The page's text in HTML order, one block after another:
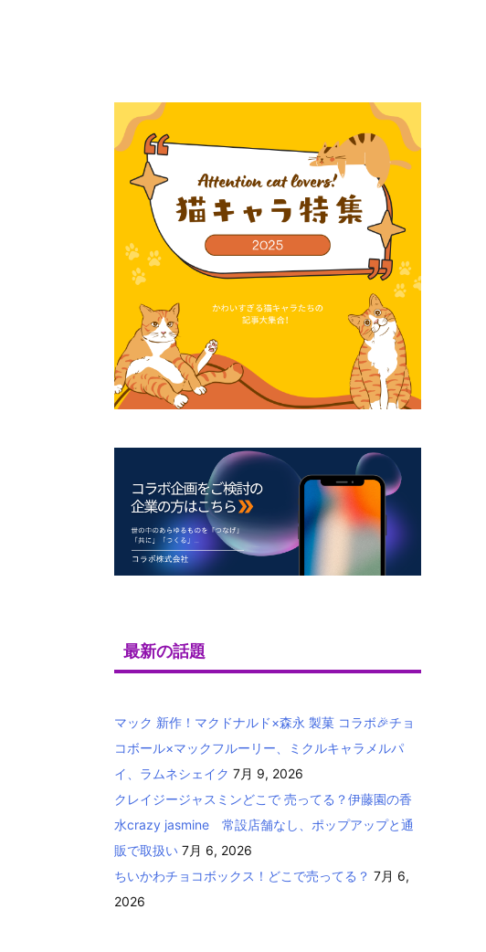
最新の話題
マック 新作！マクドナルド×森永 製菓 コラボ🎉チョ
コボール×マックフルーリー、ミクルキャラメルパ
イ、ラムネシェイク 7月 9, 2026
クレイジージャスミンどこで 売ってる？伊藤園の香
水crazy jasmine 常設店舗なし、ポップアップと通
販で取扱い 7月 6, 2026
ちいかわチョコボックス！どこで売ってる？ 7月 6,
2026